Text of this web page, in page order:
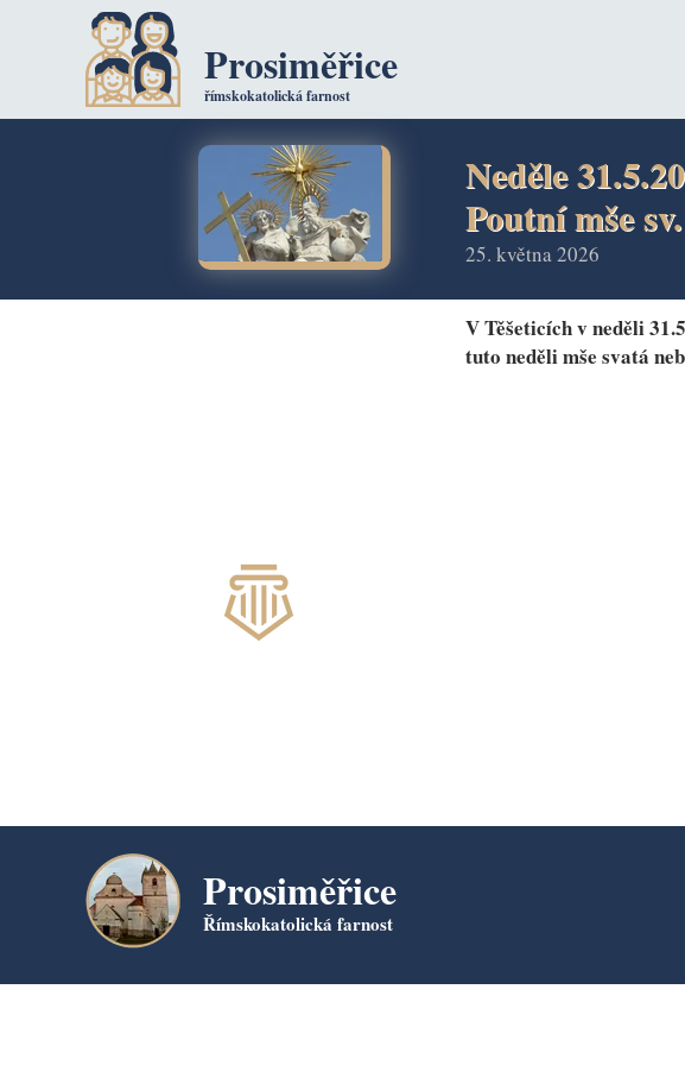
Prosiměřice
římskokatolická farnost
25. května 2026
Neděle
Poutní mše
V Těšeticích v neděli
tuto neděli mše svatá
Prosiměřice
Římskokatolická farnost